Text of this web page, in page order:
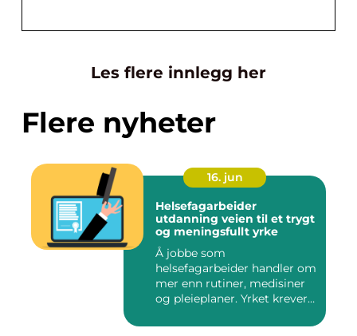
Les flere innlegg her
Flere nyheter
16. jun
Helsefagarbeider
utdanning veien til et trygt
og meningsfullt yrke
Å jobbe som
helsefagarbeider handler om
mer enn rutiner, medisiner
og pleieplaner. Yrket krever